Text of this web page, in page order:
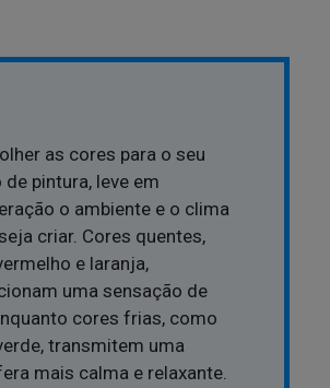
as cores para o seu
pintura, leve em
o ambiente e o clima
criar. Cores quentes,
e laranja,
uma sensação de
cores frias, como
transmitem uma
mais calma e relaxante.